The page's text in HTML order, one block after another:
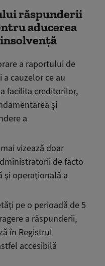
răspunderii
aducerea
a raportului de
cauzelor ce au
facilita creditorilor,
şi
a
vizează doar
de facto
şi operaţională a
pe o perioadă de 5
a răspunderii,
în Registrul
accesibilă